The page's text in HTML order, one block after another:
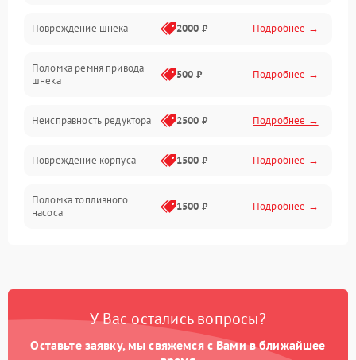
Двигатель
Повреждение шнека 2000 ₽ Подробнее →
Поломка ремня привода
шнека
500 ₽ Подробнее →
Неисправность редуктора 2500 ₽ Подробнее →
Повреждение корпуса 1500 ₽ Подробнее →
Поломка топливного
насоса
1500 ₽ Подробнее →
карбюратора
Подробнее →
У Вас остались вопросы?
Оставьте заявку, мы свяжемся с Вами в ближайшее